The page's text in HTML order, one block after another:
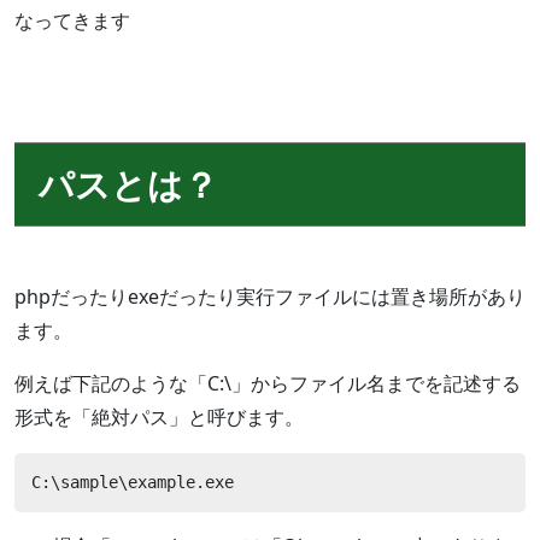
なってきます
パスとは？
phpだったりexeだったり実行ファイルには置き場所があり
ます。
例えば下記のような「C:\」からファイル名までを記述する
形式を「絶対パス」と呼びます。
C:\sample\example.exe